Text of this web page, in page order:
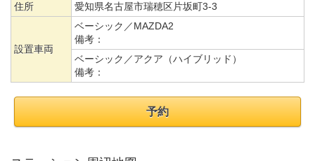
住所 愛知県名古屋市瑞穂区片坂町3-3
設置車両
ベーシック／MAZDA2
備考：
ベーシック／アクア（ハイブリッド）
備考：
予約